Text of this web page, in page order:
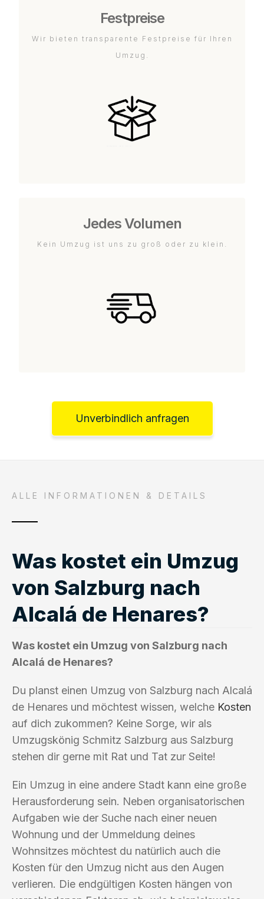
Festpreise
Wir bieten transparente Festpreise für Ihren
Umzug.
Jedes Volumen
Kein Umzug ist uns zu groß oder zu klein.
Unverbindlich anfragen
ALLE INFORMATIONEN & DETAILS
Was kostet ein Umzug
von Salzburg nach
Alcalá de Henares?
Was kostet ein Umzug von Salzburg nach
Alcalá de Henares?
Du planst einen Umzug von Salzburg nach Alcalá
de Henares und möchtest wissen, welche Kosten
auf dich zukommen? Keine Sorge, wir als
Umzugskönig Schmitz Salzburg aus Salzburg
stehen dir gerne mit Rat und Tat zur Seite!
Ein Umzug in eine andere Stadt kann eine große
Herausforderung sein. Neben organisatorischen
Aufgaben wie der Suche nach einer neuen
Wohnung und der Ummeldung deines
Wohnsitzes möchtest du natürlich auch die
Kosten für den Umzug nicht aus den Augen
verlieren. Die endgültigen Kosten hängen von